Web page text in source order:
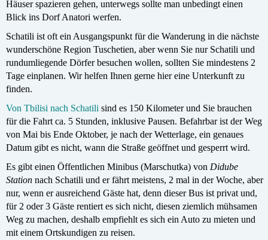
Häuser spazieren gehen, unterwegs sollte man unbedingt einen
Blick ins Dorf Anatori werfen.
Schatili ist oft ein Ausgangspunkt für die Wanderung in die nächste
wunderschöne Region Tuschetien, aber wenn Sie nur Schatili und
rundumliegende Dörfer besuchen wollen, sollten Sie mindestens 2
Tage einplanen. Wir helfen Ihnen gerne hier eine Unterkunft zu
finden.
Von Tbilisi nach Schatili sind es 150 Kilometer und Sie brauchen
für die Fahrt ca. 5 Stunden, inklusive Pausen. Befahrbar ist der Weg
von Mai bis Ende Oktober, je nach der Wetterlage, ein genaues
Datum gibt es nicht, wann die Straße geöffnet und gesperrt wird.
Es gibt einen Öffentlichen Minibus (Marschutka) von Didube
Stationnach Schatili und er fährt meistens, 2 mal in der Woche, aber
nur, wenn er ausreichend Gäste hat, denn dieser Bus ist privat und,
für 2 oder 3 Gäste rentiert es sich nicht, diesen ziemlich mühsamen
Weg zu machen, deshalb empfiehlt es sich ein Auto zu mieten und
mit einem Ortskundigen zu reisen.